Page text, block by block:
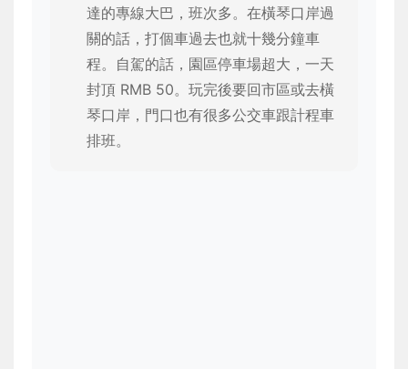
達的專線大巴，班次多。在橫琴口岸過
關的話，打個車過去也就十幾分鐘車
程。自駕的話，園區停車場超大，一天
封頂 RMB 50。玩完後要回市區或去橫
琴口岸，門口也有很多公交車跟計程車
排班。